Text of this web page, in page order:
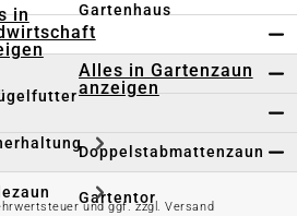
in
Gartenhaus
Alles in Gartenzaun
anzeigen
Doppelstabmattenzaun
Gartentor
und ggf. zzgl. Versand